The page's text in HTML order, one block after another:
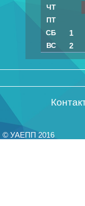
ЧТ
ПТ
СБ 1
ВС 2
© УАЕПП 2016